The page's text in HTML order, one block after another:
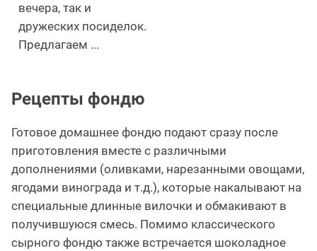
вечера, так и
дружеских посиделок.
Предлагаем ...
Рецепты фондю
Готовое домашнее фондю подают сразу после
приготовления вместе с различными
дополнениями (оливками, нарезанными овощами,
ягодами винограда и т.д.), которые накалывают на
специальные длинные вилочки и обмакивают в
получившуюся смесь. Помимо классического
сырного фондю также встречается шоколадное